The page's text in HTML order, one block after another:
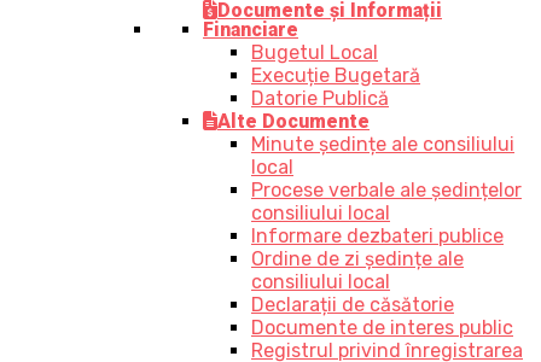
Documente și Informații
Financiare
Bugetul Local
Execuție Bugetară
Datorie Publică
Alte Documente
Minute ședințe ale consiliului
local
Procese verbale ale ședințelor
consiliului local
Informare dezbateri publice
Ordine de zi ședințe ale
consiliului local
Declarații de căsătorie
Documente de interes public
Registrul privind înregistrarea